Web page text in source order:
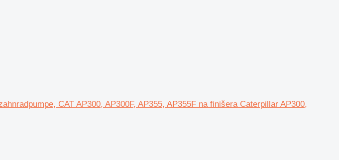
CAT AP300, AP300F, AP355, AP355F na finišera Caterpillar AP300,